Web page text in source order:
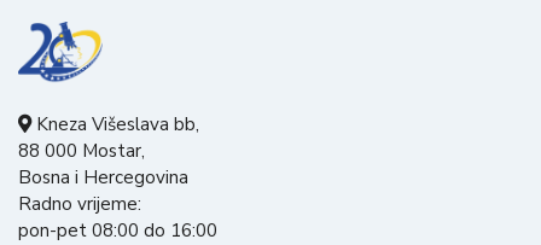
Kneza Višeslava bb,
88 000 Mostar,
Bosna i Hercegovina
Radno vrijeme:
pon-pet 08:00 do 16:00